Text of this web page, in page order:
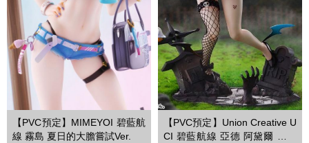
【PVC預定】MIMEYOI 碧藍航
線 霧島 夏日的大膽嘗試Ver.
【PVC預定】Union Creative U
CI 碧藍航線 亞德 阿黛爾 魔女